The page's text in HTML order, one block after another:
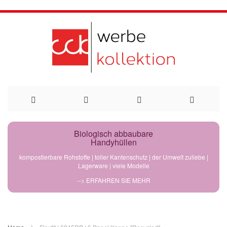
Direkt
Biologisch abbaubare
Handyhüllen
kompostierbare Rohstoffe | toller Kantenschutz | der Umwelt zuliebe |
Lagerware | viele Modelle
--> ERFAHREN SIE MEHR